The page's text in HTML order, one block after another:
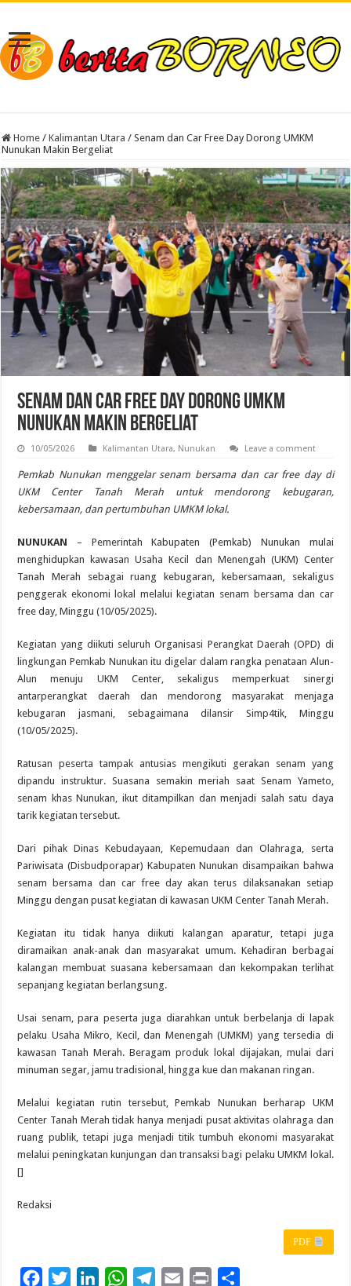
Home / Kalimantan Utara / Senam dan Car Free Day Dorong UMKM
Nunukan Makin Bergeliat
Senam dan Car Free Day Dorong UMKM
Nunukan Makin Bergeliat
10/05/2026 Kalimantan Utara, Nunukan Leave a comment
Pemkab Nunukan menggelar senam bersama dan car free day di
UKM Center Tanah Merah untuk mendorong kebugaran,
kebersamaan, dan pertumbuhan UMKM lokal.
NUNUKAN – Pemerintah Kabupaten (Pemkab) Nunukan mulai
menghidupkan kawasan Usaha Kecil dan Menengah (UKM) Center
Tanah Merah sebagai ruang kebugaran, kebersamaan, sekaligus
penggerak ekonomi lokal melalui kegiatan senam bersama dan car
free day, Minggu (10/05/2025).
Kegiatan yang diikuti seluruh Organisasi Perangkat Daerah (OPD) di
lingkungan Pemkab Nunukan itu digelar dalam rangka penataan Alun-
Alun menuju UKM Center, sekaligus memperkuat sinergi
antarperangkat daerah dan mendorong masyarakat menjaga
kebugaran jasmani, sebagaimana dilansir Simp4tik, Minggu
(10/05/2025).
Ratusan peserta tampak antusias mengikuti gerakan senam yang
dipandu instruktur. Suasana semakin meriah saat Senam Yameto,
senam khas Nunukan, ikut ditampilkan dan menjadi salah satu daya
tarik kegiatan tersebut.
Dari pihak Dinas Kebudayaan, Kepemudaan dan Olahraga, serta
Pariwisata (Disbudporapar) Kabupaten Nunukan disampaikan bahwa
senam bersama dan car free day akan terus dilaksanakan setiap
Minggu dengan pusat kegiatan di kawasan UKM Center Tanah Merah.
Kegiatan itu tidak hanya diikuti kalangan aparatur, tetapi juga
diramaikan anak-anak dan masyarakat umum. Kehadiran berbagai
kalangan membuat suasana kebersamaan dan kekompakan terlihat
sepanjang kegiatan berlangsung.
Usai senam, para peserta juga diarahkan untuk berbelanja di lapak
pelaku Usaha Mikro, Kecil, dan Menengah (UMKM) yang tersedia di
kawasan Tanah Merah. Beragam produk lokal dijajakan, mulai dari
minuman segar, jamu tradisional, hingga kue dan makanan ringan.
Melalui kegiatan rutin tersebut, Pemkab Nunukan berharap UKM
Center Tanah Merah tidak hanya menjadi pusat aktivitas olahraga dan
ruang publik, tetapi juga menjadi titik tumbuh ekonomi masyarakat
melalui peningkatan kunjungan dan transaksi bagi pelaku UMKM lokal.
[]
Redaksi
PDF
W